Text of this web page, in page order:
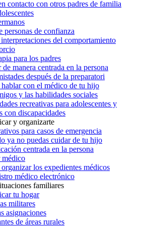
contacto con otros padres de familia
personas de confianza
del comportamiento
para los padres
de manera centrada en la persona
después de la preparatori
con el médico de tu hijo
y las habilidades sociales
recreativas para adolescentes y
con discapacidades
y organizarte
para casos de emergencia
ya no puedas cuidar de tu hijo
centrada en la persona
los expedientes médicos
médico electrónico
familiares
tu hogar
militares
asignaciones
de áreas rurales